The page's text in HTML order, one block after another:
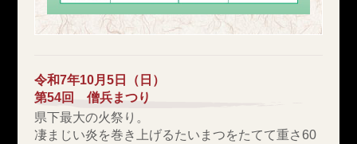
令和7年10月5日（日）
第54回 僧兵まつり
県下最大の火祭り。
凄まじい炎を巻き上げるたいまつをたてて重さ60